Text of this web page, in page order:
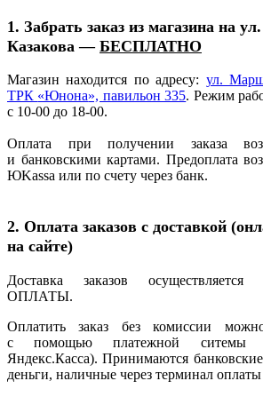
1. Забрать заказ из магазина на
Казакова — БЕСПЛАТНО
Магазин находится по адресу: ул.
ТРК «Юнона», павильон 335. Режим
с 10-00 до 18-00.
Оплата при получении заказа
и банковскими картами. Предоплата
ЮKassa или по счету через банк.
2. Оплата заказов с доставкой
на сайте)
Доставка заказов
ОПЛАТЫ.
Оплатить заказ без комиссии
с помощью платежной ситемы
Яндекс.Касса). Принимаются
деньги, наличные через терминал